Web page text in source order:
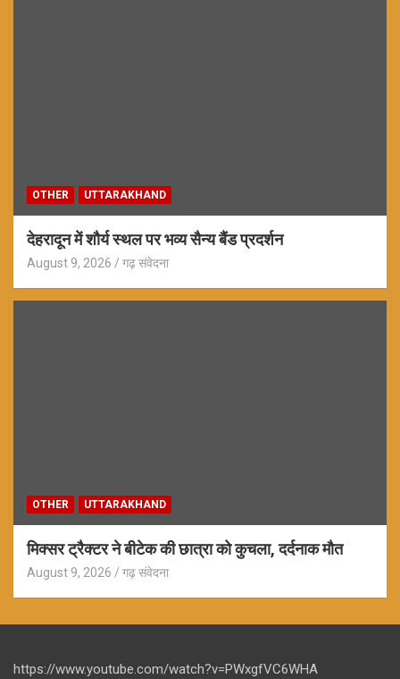
OTHER UTTARAKHAND
देहरादून में शौर्य स्थल पर भव्य सैन्य बैंड प्रदर्शन
August 9, 2026 गढ़ संवेदना
OTHER UTTARAKHAND
मिक्सर ट्रैक्टर ने बीटेक की छात्रा को कुचला, दर्दनाक मौत
August 9, 2026 गढ़ संवेदना
https://www.youtube.com/watch?v=PWxgfVC6WHA